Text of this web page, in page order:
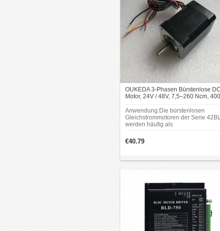
OUKEDA 3-Phasen Bürstenlose
Motor, 24V / 48V, 7,5–260 Ncm,
Anwendung:Die bürstenlosen
Gleichstrommotoren der Serie
werden häufig als
Automatisierungsgeräte,
Geräte, Elektrofahrzeuge und
€40.79